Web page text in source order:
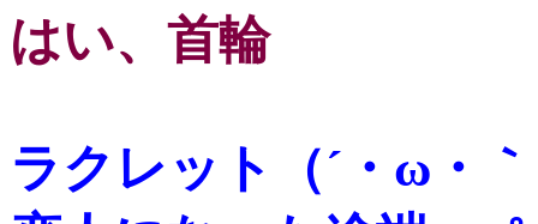
はい、首輪
ラクレット（´・ω・